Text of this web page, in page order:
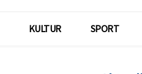
KULTUR SPORT